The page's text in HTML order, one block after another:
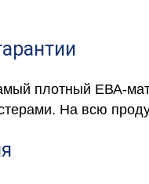
плотный ЕВА-
На всю